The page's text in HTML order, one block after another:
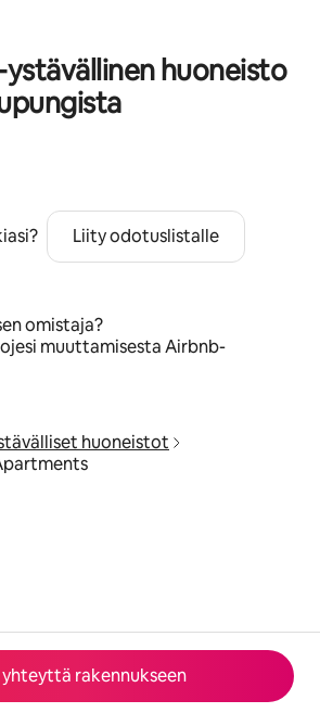
rakennukseen
huoneisto
Liity odotuslistalle
omistaja?
muuttamisesta Airbnb-
huoneistot